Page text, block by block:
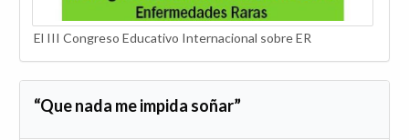
El III Congreso Educativo Internacional sobre ER
“Que nada me impida soñar”